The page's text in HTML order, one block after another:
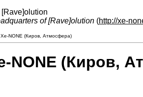
of [Rave]olution (http://xe-
NONE (Киров, Атмосфера)
NONE (Киров,